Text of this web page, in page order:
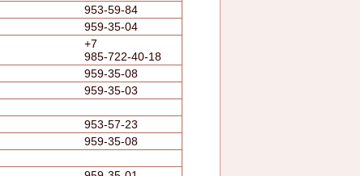
953-59-84
959-35-04
+7
985-722-40-18
959-35-08
959-35-03
953-57-23
959-35-08